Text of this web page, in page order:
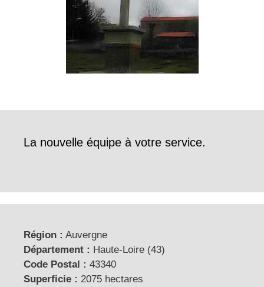
La nouvelle équipe à votre service.
Région : Auvergne
Département : Haute-Loire (43)
Code Postal : 43340
Superficie : 2075 hectares